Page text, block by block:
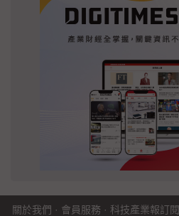
關於我們 · 會員服務 · 科技產業報訂閱